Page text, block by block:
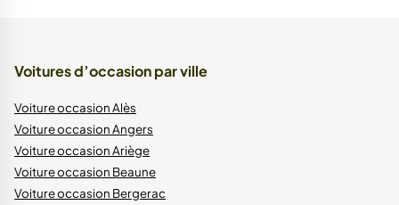
Voitures d’occasion par ville
Voiture occasion Alès
Voiture occasion Angers
Voiture occasion Ariège
Voiture occasion Beaune
Voiture occasion Bergerac